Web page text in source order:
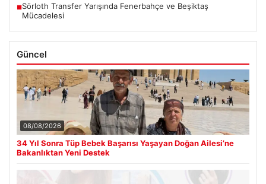
■Sörloth Transfer Yarışında Fenerbahçe ve Beşiktaş
Mücadelesi
Güncel
08/08/2026
34 Yıl Sonra Tüp Bebek Başarısı Yaşayan Doğan Ailesi’ne
Bakanlıktan Yeni Destek